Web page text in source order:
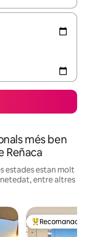
més ben
Reñaca
estades estan molt
entre altres
Principals
Recomanació